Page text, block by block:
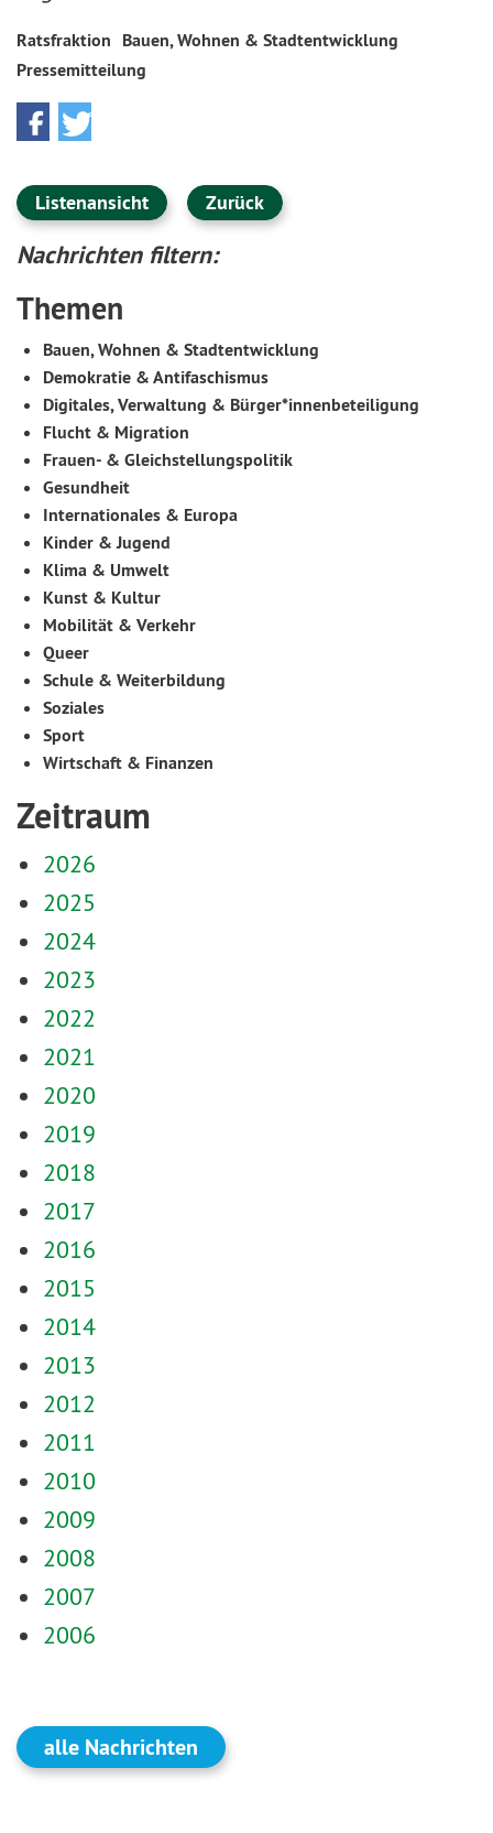
Ratsfraktion Bauen, Wohnen & Stadtentwicklung
Pressemitteilung
Listenansicht Zurück
Nachrichten filtern:
Themen
Bauen, Wohnen & Stadtentwicklung
Demokratie & Antifaschismus
Digitales, Verwaltung & Bürger*innenbeteiligung
Flucht & Migration
Frauen- & Gleichstellungspolitik
Gesundheit
Internationales & Europa
Kinder & Jugend
Klima & Umwelt
Kunst & Kultur
Mobilität & Verkehr
Queer
Schule & Weiterbildung
Soziales
Sport
Wirtschaft & Finanzen
Zeitraum
2026
2025
2024
2023
2022
2021
2020
2019
2018
2017
2016
2015
2014
2013
2012
2011
2010
2009
2008
2007
2006
alle Nachrichten